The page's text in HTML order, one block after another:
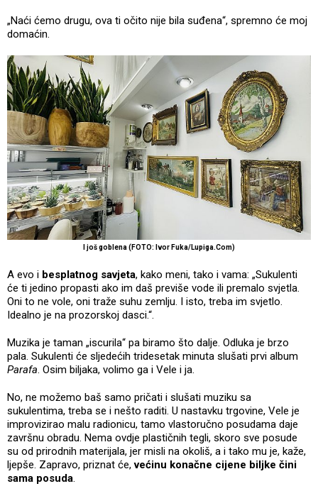
„Naći ćemo drugu, ova ti očito nije bila suđena“, spremno će moj
domaćin.
I još goblena (FOTO: Ivor Fuka/Lupiga.Com)
A evo i besplatnog savjeta, kako meni, tako i vama: „Sukulenti
će ti jedino propasti ako im daš previše vode ili premalo svjetla.
Oni to ne vole, oni traže suhu zemlju. I isto, treba im svjetlo.
Idealno je na prozorskoj dasci.“.
Muzika je taman „iscurila“ pa biramo što dalje. Odluka je brzo
pala. Sukulenti će sljedećih tridesetak minuta slušati prvi album
Parafa. Osim biljaka, volimo ga i Vele i ja.
No, ne možemo baš samo pričati i slušati muziku sa
sukulentima, treba se i nešto raditi. U nastavku trgovine, Vele je
improvizirao malu radionicu, tamo vlastoručno posudama daje
završnu obradu. Nema ovdje plastičnih tegli, skoro sve posude
su od prirodnih materijala, jer misli na okoliš, a i tako mu je, kaže,
ljepše. Zapravo, priznat će,većinu konačne cijene biljke čini
sama posuda.